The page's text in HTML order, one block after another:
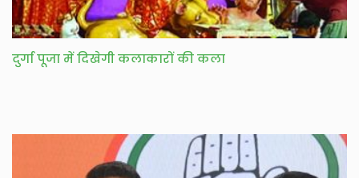
दुर्गा पूजा में दिखेगी कलाकारों की कला